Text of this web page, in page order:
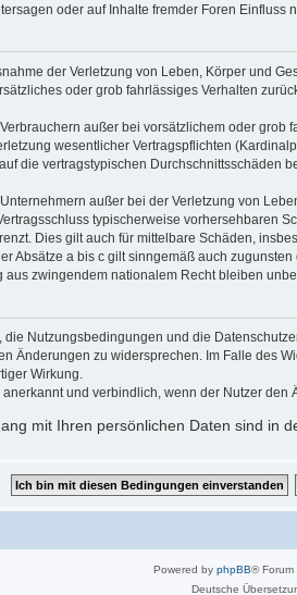
oder auf Inhalte fremder Foren Einfluss
der Verletzung von Leben, Körper und
oder grob fahrlässiges Verhalten
außer bei vorsätzlichem oder
wesentlicher Vertragspflichten
die vertragstypischen Durchschnittsschäden
außer bei der Verletzung von
typischerweise vorhersehbaren
Dies gilt auch für mittelbare Schäden,
Absätze a bis c gilt sinngemäß auch
aus zwingendem nationalem Recht bleiben
die Nutzungsbedingungen und die
Änderungen zu widersprechen. Im Falle des
Wirkung.
und verbindlich, wenn der Nutzer den
mit Ihren persönlichen Daten sind in
Powered by phpBB® Forum
Deutsche